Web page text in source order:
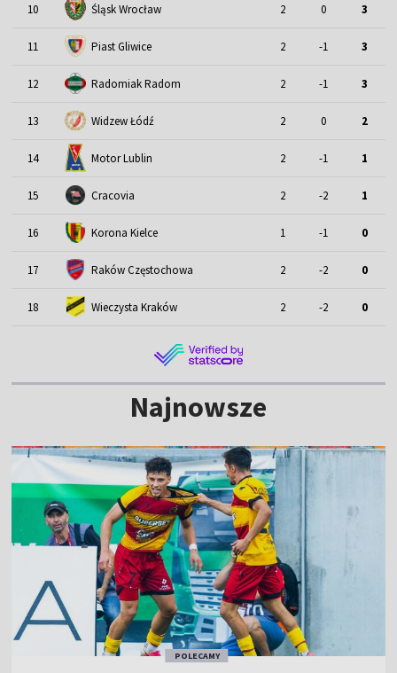
10 Śląsk Wrocław 2 0 3
11 Piast Gliwice 2 -1 3
12 Radomiak Radom 2 -1 3
13 Widzew Łódź 2 0 2
14 Motor Lublin 2 -1 1
15 Cracovia 2 -2 1
16 Korona Kielce 1 -1 0
17 Raków Częstochowa 2 -2 0
18 Wieczysta Kraków 2 -2 0
Najnowsze
POLECAMY